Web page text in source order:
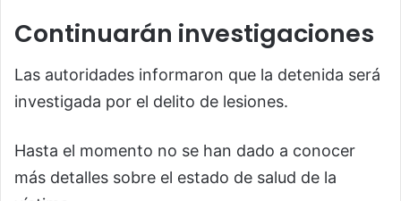
Continuarán investigaciones
Las autoridades informaron que la detenida será
investigada por el delito de lesiones.
Hasta el momento no se han dado a conocer
más detalles sobre el estado de salud de la